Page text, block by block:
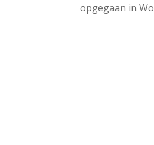
opgegaan in